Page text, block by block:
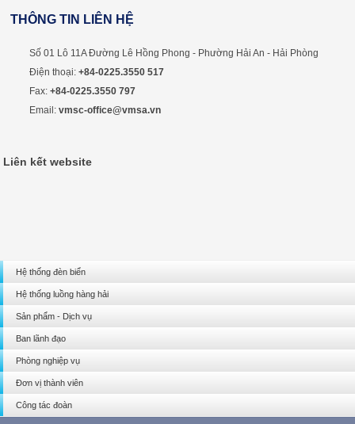
THÔNG TIN LIÊN HỆ
Số 01 Lô 11A Đường Lê Hồng Phong - Phường Hải An - Hải Phòng
Điện thoại:+84-0225.3550 517
Fax:+84-0225.3550 797
Email:vmsc-office@vmsa.vn
Liên kết website
Hệ thống đèn biển
Hệ thống luồng hàng hải
Sản phẩm - Dịch vụ
Ban lãnh đạo
Phòng nghiệp vụ
Đơn vị thành viên
Công tác đoàn